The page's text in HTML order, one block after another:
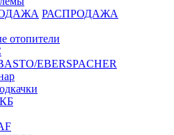
РАСПРОДАЖА
отопители
EBERSPACHER